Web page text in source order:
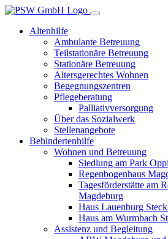
Altenhilfe
Ambulante Betreuung
Teilstationäre Betreuung
Stationäre Betreuung
Altersgerechtes Wohnen
Begegnungszentren
Pflegeberatung
Palliativversorgung
Über das Sozialwerk
Stellenangebote
Behindertenhilfe
Wohnen und Betreuung
Siedlung am Park
Regenbogenhaus
Tagesförderstätte am
Magdeburg
Haus Lauenburg
Haus am Wurmbach
Assistenz und Begleitung